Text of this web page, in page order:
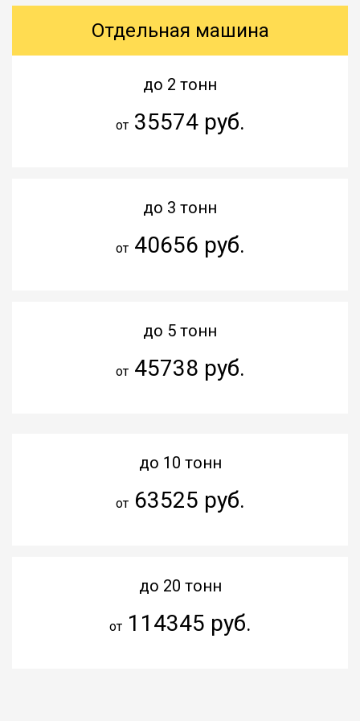
Отдельная машина
до 2 тонн
от35574 руб.
до 3 тонн
от40656 руб.
до 5 тонн
от45738 руб.
до 10 тонн
от63525 руб.
до 20 тонн
от114345 руб.